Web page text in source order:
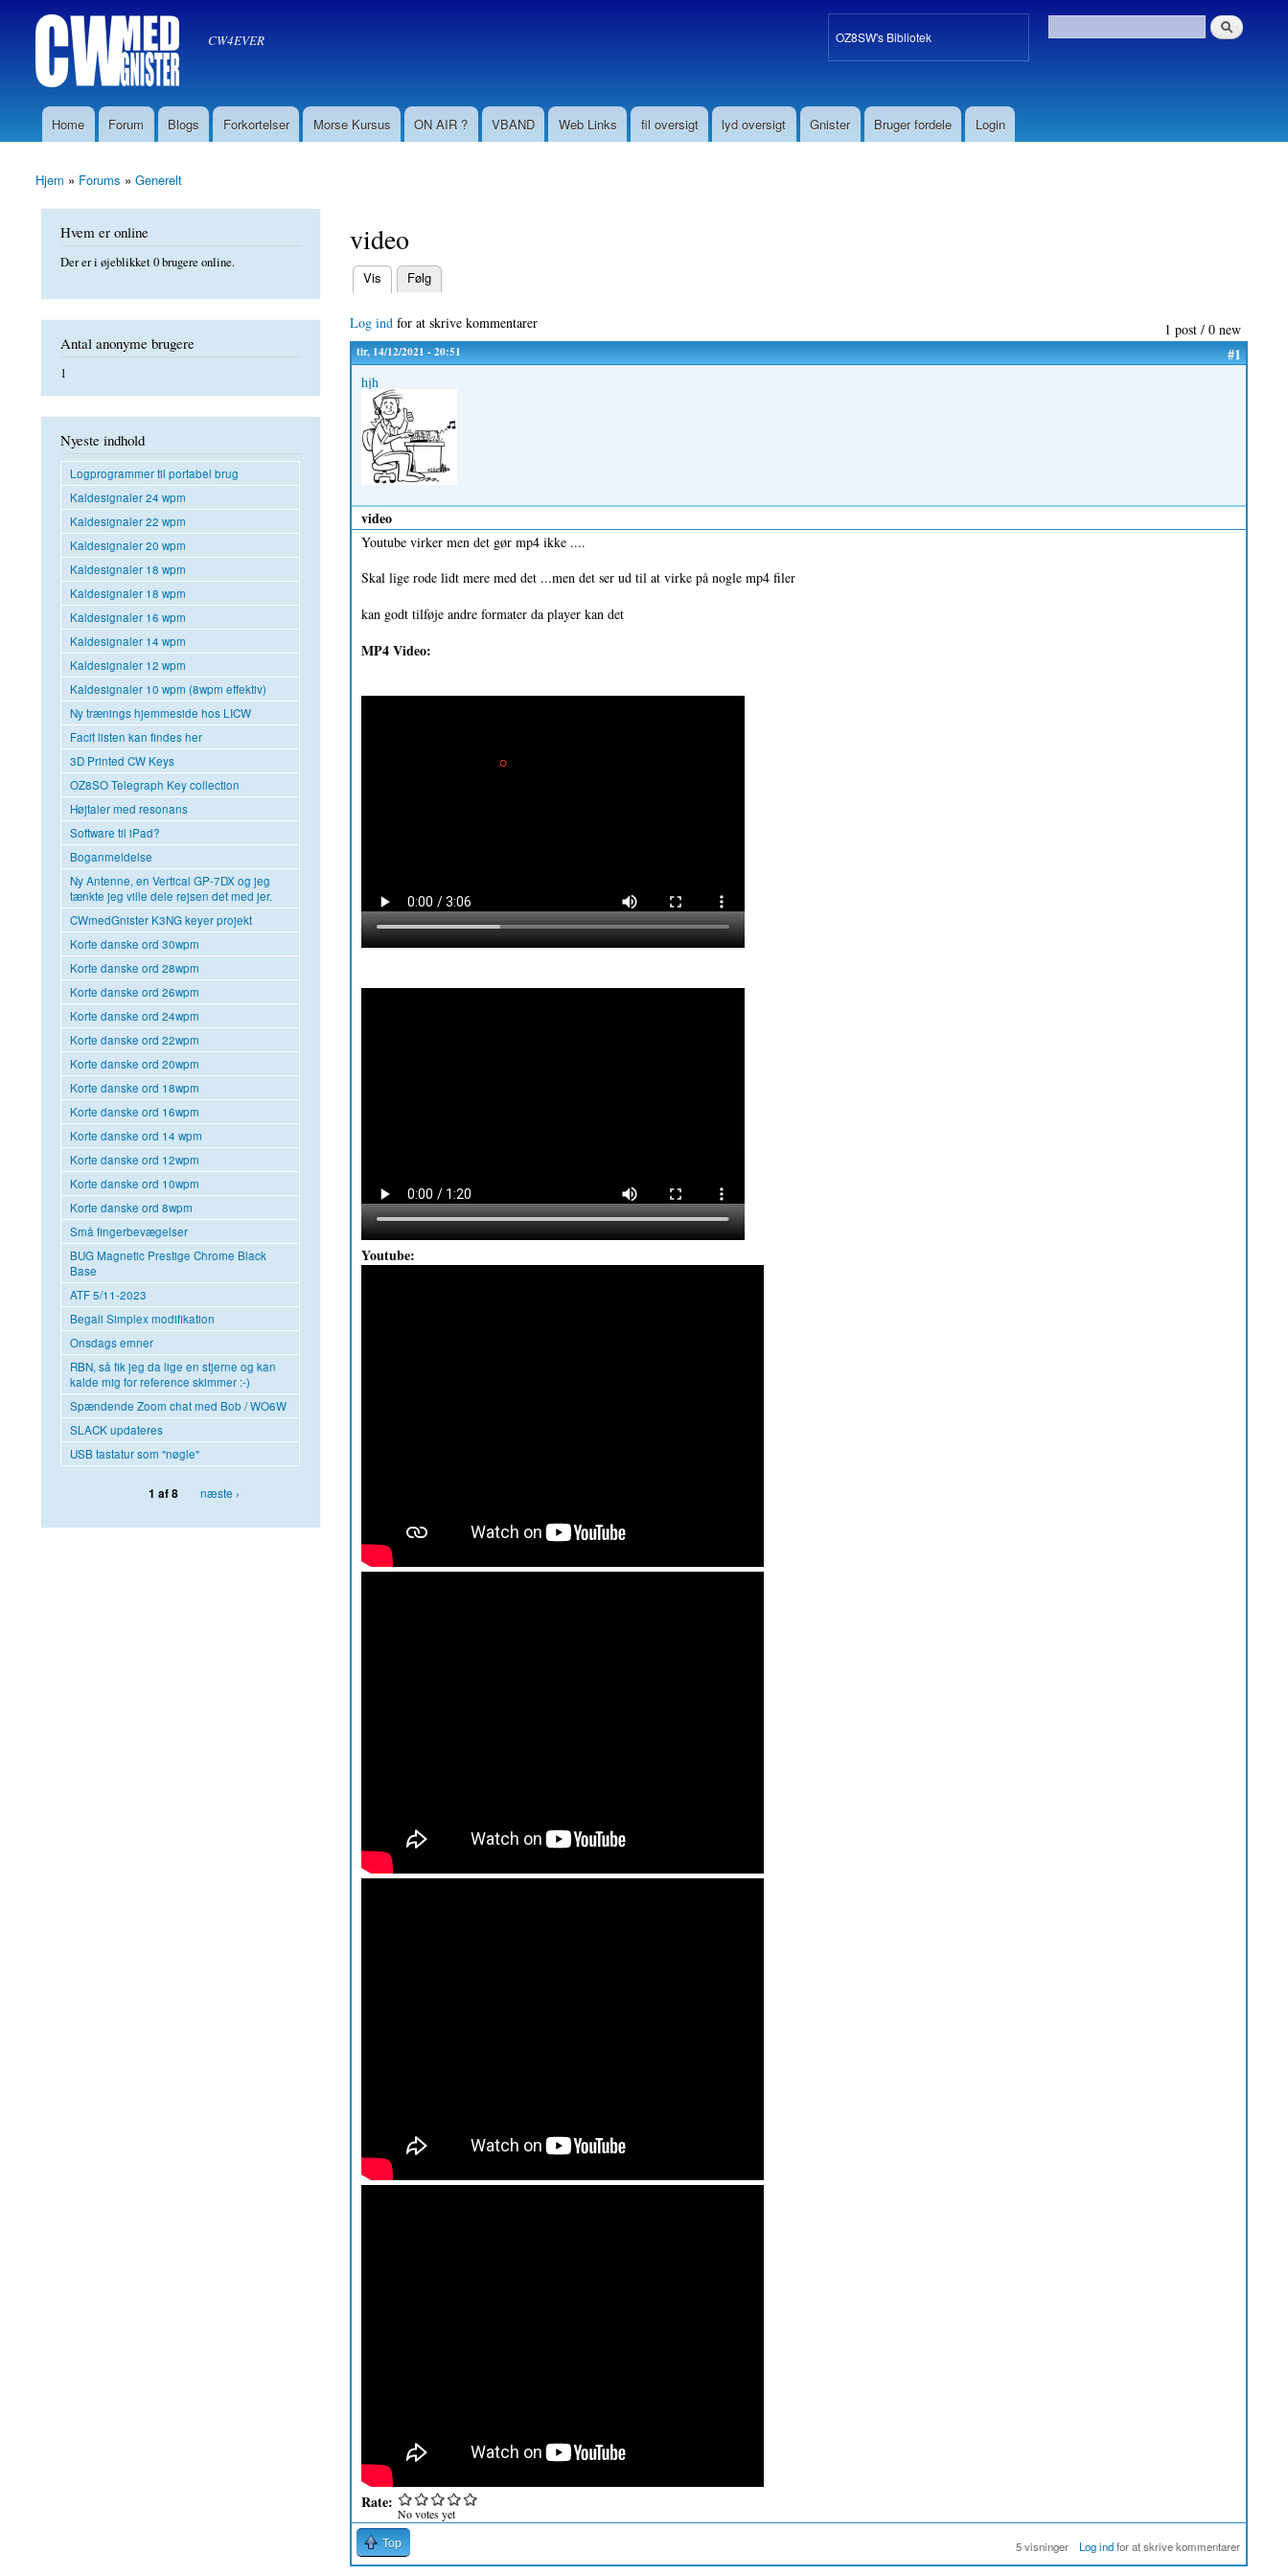
CW med Gnister CW4EVER
oz8sw OZ8SW's Bibliotek
Søgefelt
Søg
Hovedmenu
Home Forum Blogs Forkortelser Morse Kursus ON AIR ? VBAND Web Links fil oversigt lyd oversigt Gnister Bruger fordele Login
Du er her
Hjem » Forums » Generelt
video
Primære faneblade
Vis
(aktiv fane) Følg
1 post / 0 new
Log ind for at skrive kommentarer
tir, 14/12/2021 - 20:51 #1
hjh
video
Youtube virker men det gør mp4 ikke ....
Skal lige rode lidt mere med det ...men det ser ud til at virke på nogle mp4 filer
kan godt tilføje andre formater da player kan det
MP4 Video:
Youtube:
Rate:
No votes yet
Top 5 visninger Log indfor at skrive kommentarer
Hvem er online
Der er i øjeblikket 0 brugere online.
Antal anonyme brugere
1
Nyeste indhold
Logprogrammer til portabel brug
Kaldesignaler 24 wpm
Kaldesignaler 22 wpm
Kaldesignaler 20 wpm
Kaldesignaler 18 wpm
Kaldesignaler 18 wpm
Kaldesignaler 16 wpm
Kaldesignaler 14 wpm
Kaldesignaler 12 wpm
Kaldesignaler 10 wpm (8wpm effektiv)
Ny trænings hjemmeside hos LICW
Facit listen kan findes her
3D Printed CW Keys
OZ8SO Telegraph Key collection
Højtaler med resonans
Software til iPad?
Boganmeldelse
Ny Antenne, en Vertical GP-7DX og jeg
tænkte jeg ville dele rejsen det med jer.
CWmedGnister K3NG keyer projekt
Korte danske ord 30wpm
Korte danske ord 28wpm
Korte danske ord 26wpm
Korte danske ord 24wpm
Korte danske ord 22wpm
Korte danske ord 20wpm
Korte danske ord 18wpm
Korte danske ord 16wpm
Korte danske ord 14 wpm
Korte danske ord 12wpm
Korte danske ord 10wpm
Korte danske ord 8wpm
Små fingerbevægelser
BUG Magnetic Prestige Chrome Black
Base
ATF 5/11-2023
Begali Simplex modifikation
Onsdags emner
RBN, så fik jeg da lige en stjerne og kan
kalde mig for reference skimmer :-)
Spændende Zoom chat med Bob / WO6W
SLACK updateres
USB tastatur som "nøgle"
1 af 8 næste ›